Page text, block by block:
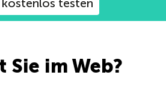
testen
Sie im Web?